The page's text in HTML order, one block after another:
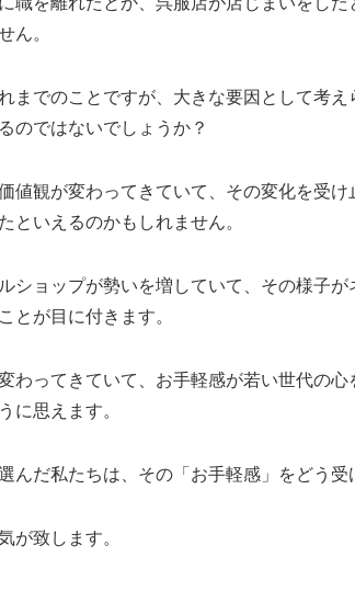
ん。
までのことですが、大きな要因として考
のではないでしょうか？
値観が変わってきていて、その変化を受け
といえるのかもしれません。
ショップが勢いを増していて、その様子が
とが目に付きます。
わってきていて、お手軽感が若い世代の心
に思えます。
んだ私たちは、その「お手軽感」をどう受
が致します。